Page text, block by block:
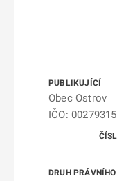
Obec Ostrov
IČO: 00279315